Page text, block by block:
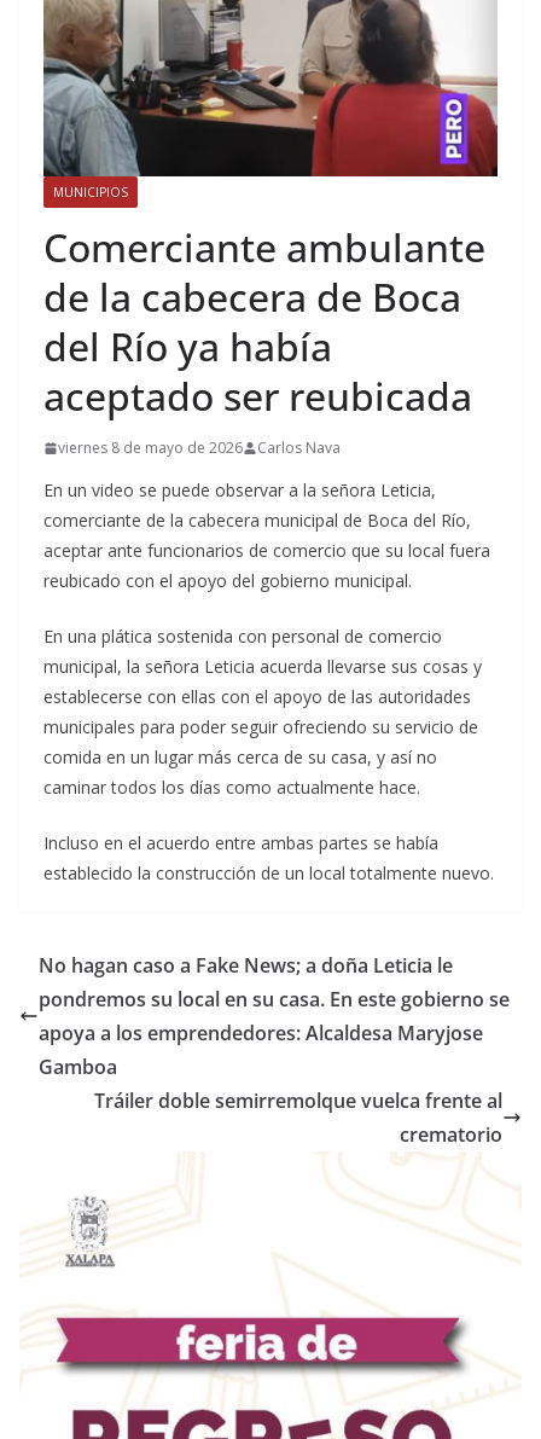
MUNICIPIOS
Comerciante ambulante
de la cabecera de Boca
del Río ya había
aceptado ser reubicada
viernes 8 de mayo de 2026 Carlos Nava
En un video se puede observar a la señora Leticia,
comerciante de la cabecera municipal de Boca del Río,
aceptar ante funcionarios de comercio que su local fuera
reubicado con el apoyo del gobierno municipal.
En una plática sostenida con personal de comercio
municipal, la señora Leticia acuerda llevarse sus cosas y
establecerse con ellas con el apoyo de las autoridades
municipales para poder seguir ofreciendo su servicio de
comida en un lugar más cerca de su casa, y así no
caminar todos los días como actualmente hace.
Incluso en el acuerdo entre ambas partes se había
establecido la construcción de un local totalmente nuevo.
No hagan caso a Fake News; a doña Leticia le
pondremos su local en su casa. En este gobierno se
apoya a los emprendedores: Alcaldesa Maryjose
Gamboa
Tráiler doble semirremolque vuelca frente al
crematorio